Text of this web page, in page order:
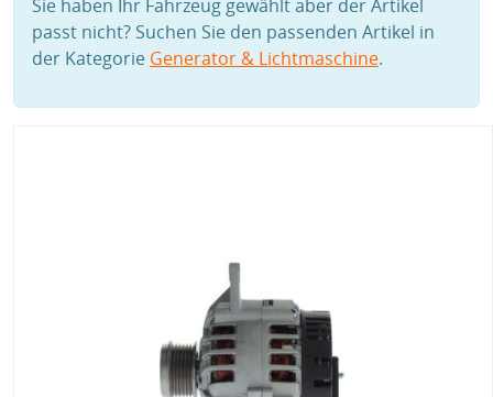
Sie haben Ihr Fahrzeug gewählt aber der Artikel
passt nicht? Suchen Sie den passenden Artikel in
der Kategorie Generator & Lichtmaschine.